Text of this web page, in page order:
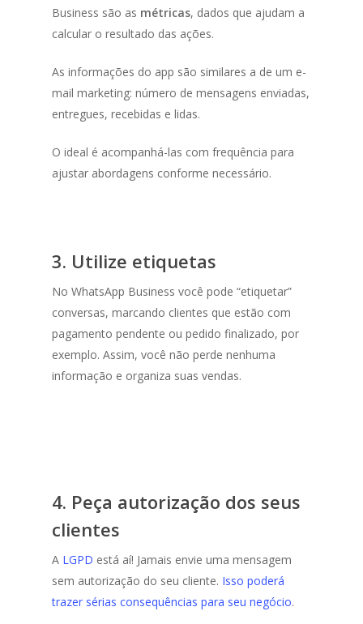
Business são as métricas, dados que ajudam a
calcular o resultado das ações.
As informações do app são similares a de um e-
mail marketing: número de mensagens enviadas,
entregues, recebidas e lidas.
O ideal é acompanhá-las com frequência para
ajustar abordagens conforme necessário.
3. Utilize etiquetas
No WhatsApp Business você pode “etiquetar”
conversas, marcando clientes que estão com
pagamento pendente ou pedido finalizado, por
exemplo. Assim, você não perde nenhuma
informação e organiza suas vendas.
4. Peça autorização dos seus
clientes
A LGPD está aí! Jamais envie uma mensagem
sem autorização do seu cliente. Isso poderá
trazer sérias consequências para seu negócio.